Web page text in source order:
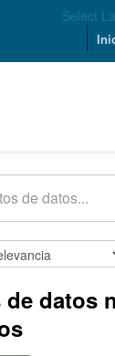
Select
datos